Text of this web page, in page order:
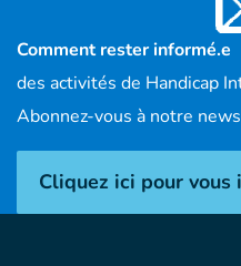
Comment rester informé.e
des activités de Handicap
Abonnez-vous à notre
Cliquez ici pour vous